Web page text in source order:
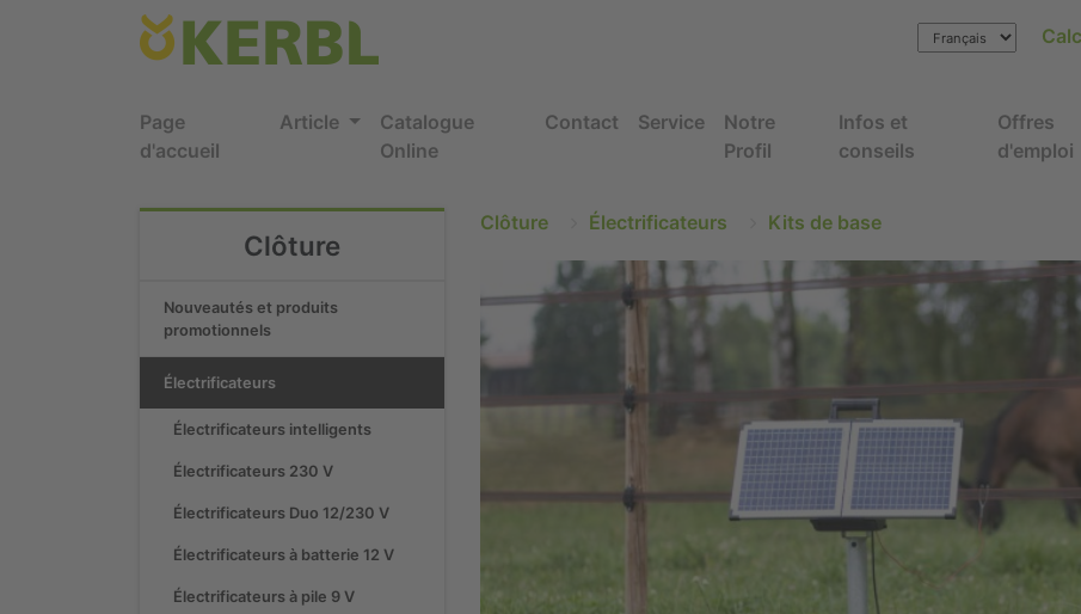
Page
d'accueil
Article
Catalogue
Online
Contact Service
Notre
Profil
Infos et
conseils
Offres
d'emploi
Clôture
Nouveautés et produits
promotionnels
Électrificateurs
Électrificateurs intelligents
Électrificateurs 230 V
Électrificateurs Duo 12/230 V
Électrificateurs à batterie 12 V
Électrificateurs à pile 9 V
Clôture Électrificateurs Kits de base